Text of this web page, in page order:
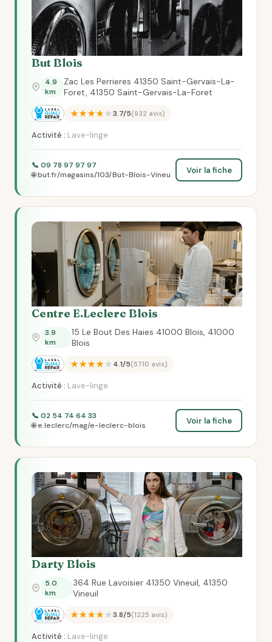
But Blois
4.9
km
Zac Les Perrieres 41350 Saint-Gervais-La-
Foret, 41350 Saint-Gervais-La-Foret
★★★★★3.7/5(932 avis)
Activité : Lave-linge
📞 09 78 97 97 97
🌐 but.fr/magasins/103/But-Blois-Vineu
Voir la fiche
Centre E.Leclerc Blois
3.9
km
15 Le Bout Des Haies 41000 Blois, 41000
Blois
★★★★★4.1/5(5710 avis)
Activité : Lave-linge
📞 02 54 74 64 33
🌐 e.leclerc/mag/e-leclerc-blois
Voir la fiche
Darty Blois
5.0
km
364 Rue Lavoisier 41350 Vineuil, 41350
Vineuil
★★★★★3.8/5(1225 avis)
Activité : Lave-linge